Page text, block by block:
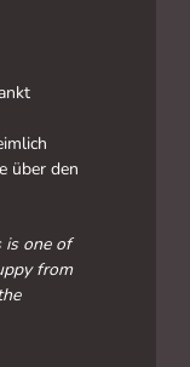
über den
is one of
from